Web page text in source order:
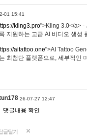
01 15:41
kling3.pro">Kling 3.0</a> -
지원하는 고급 AI 비디오 생성
aitattoo.one">AI Tattoo
최첨단 플랫폼으로, 세부적인
26-07-27 12:47
댓글내용 확인
글달기